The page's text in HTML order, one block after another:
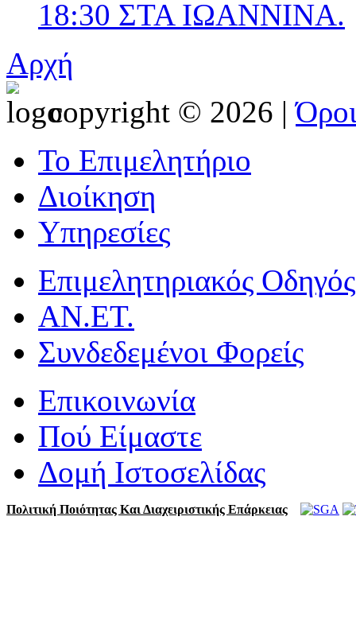
18:30 ΣΤΑ ΙΩΑΝΝΙΝΑ.
Αρχή
copyright © 2026 |
Το Επιμελητήριο
Διοίκηση
Υπηρεσίες
Επιμελητηριακός Οδηγός
ΑΝ.ΕΤ.
Συνδεδεμένοι Φορείς
Επικοινωνία
Πού Είμαστε
Δομή Ιστοσελίδας
Πολιτική Ποιότητας Και Διαχειριστικής Επάρκειας